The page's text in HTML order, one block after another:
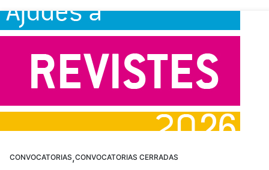
CONVOCATORIAS,CONVOCATORIAS CERRADAS